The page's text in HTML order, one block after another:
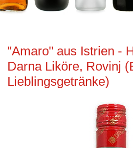
"Amaro" aus Istrien -
Darna Liköre, Rovinj
Lieblingsgetränke)